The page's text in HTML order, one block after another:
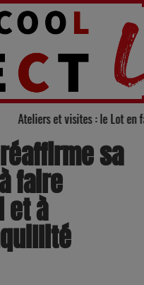
2026" Ateliers
sa
faire
et à